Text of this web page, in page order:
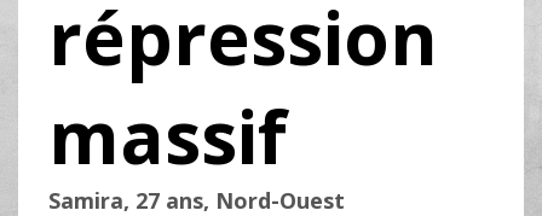
répression
massif
Samira, 27 ans, Nord-Ouest